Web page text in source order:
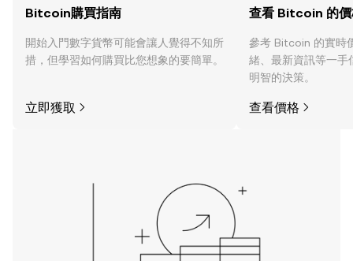
Bitcoin購買指南
開始入門數字貨幣可能會讓人覺得不知所
措，但學習如何購買比您想象的要簡單。
立即獲取
查看 Bitcoin 的
參考 Bitcoin 的實時
緒、最新資訊等一手
明智的決策。
查看價格